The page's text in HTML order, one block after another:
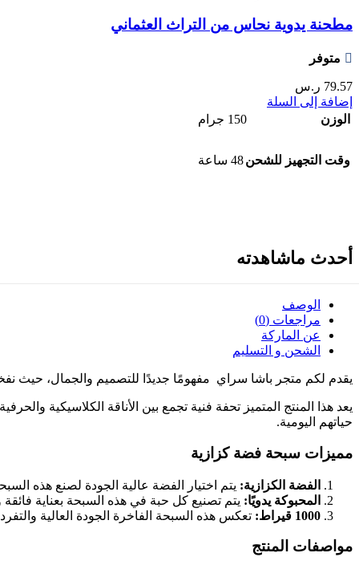
مطحنة يدوية نحاس من التراث العثماني
متوفر
79.57 ر.س
إضافة إلى السلة
الوزن
150 جرام
وقت التجهيز للشحن48 ساعة
أحدث ماشاهدته
الوصف
مراجعات (0)
عن الماركة
الشحن و التسليم
يقدم لكم متجر باشا سراي مفهومًا جديدًا للتصميم والجمال، حيث نفخر
يعد هذا المنتج المتميز تحفة فنية تجمع بين الأناقة الكلاسيكية
حياتهم اليومية.
مميزات سبحة فضة كزازية
الفضة الكزازية: يتم اختيار الفضة عالية الجودة لصنع هذه السبحة
المحبوكة يدويًا: يتم تصنيع كل حبة في هذه السبحة بعناية
1000 قيراط:
تعكس هذه السبحة الفاخرة الجودة العالية والتفرد الذي نسعى لتحقيقه من خلال
مواصفات المنتج